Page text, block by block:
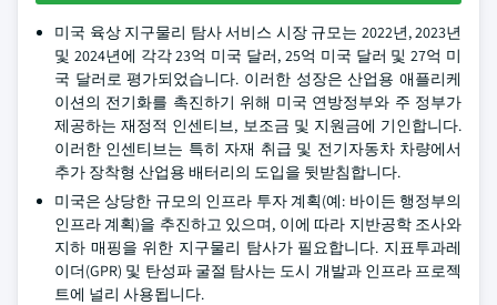
미국 육상 지구물리 탐사 서비스 시장 규모는 2022년, 2023년
및 2024년에 각각 23억 미국 달러, 25억 미국 달러 및 27억 미
국 달러로 평가되었습니다. 이러한 성장은 산업용 애플리케
이션의 전기화를 촉진하기 위해 미국 연방정부와 주 정부가
제공하는 재정적 인센티브, 보조금 및 지원금에 기인합니다.
이러한 인센티브는 특히 자재 취급 및 전기자동차 차량에서
추가 장착형 산업용 배터리의 도입을 뒷받침합니다.
미국은 상당한 규모의 인프라 투자 계획(예: 바이든 행정부의
인프라 계획)을 추진하고 있으며, 이에 따라 지반공학 조사와
지하 매핑을 위한 지구물리 탐사가 필요합니다. 지표투과레
이더(GPR) 및 탄성파 굴절 탐사는 도시 개발과 인프라 프로젝
트에 널리 사용됩니다.